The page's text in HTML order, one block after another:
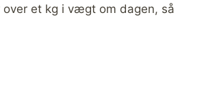
et kg i vægt om dagen, så